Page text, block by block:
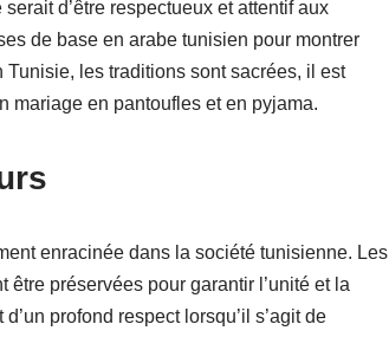
d’être respectueux et attentif aux
de base en arabe tunisien pour montrer
les traditions sont sacrées, il est
mariage en pantoufles et en pyjama.
enracinée dans la société tunisienne. Les
préservées pour garantir l’unité et la
profond respect lorsqu’il s’agit de